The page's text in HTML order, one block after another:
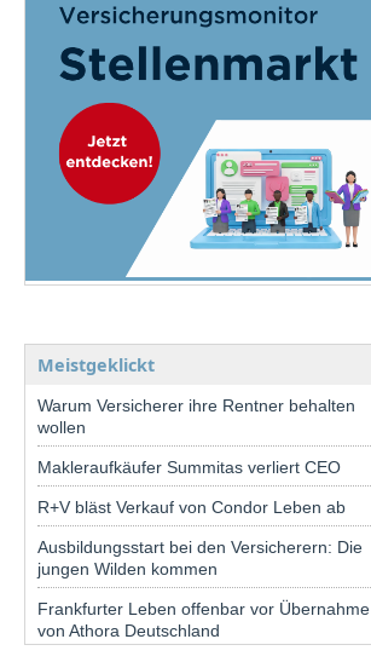
Meistgeklickt
Warum Versicherer ihre Rentner behalten
wollen
Makleraufkäufer Summitas verliert CEO
R+V bläst Verkauf von Condor Leben ab
Ausbildungsstart bei den Versicherern: Die
jungen Wilden kommen
Frankfurter Leben offenbar vor Übernahme
von Athora Deutschland